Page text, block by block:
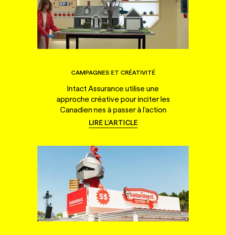
CAMPAGNES ET CRÉATIVITÉ
Intact Assurance utilise une
approche créative pour inciter les
Canadien·nes à passer à l'action
LIRE L'ARTICLE